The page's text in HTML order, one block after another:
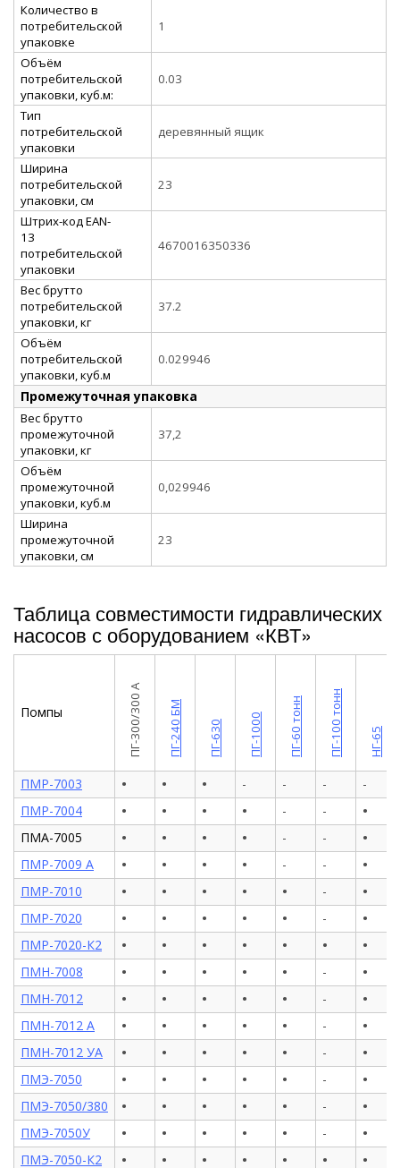
Количество в
потребительской
упаковке
1
Объём
потребительской
упаковки, куб.м:
0.03
Тип
потребительской
упаковки
деревянный ящик
Ширина
потребительской
упаковки, см
23
Штрих-код EAN-
13
потребительской
упаковки
4670016350336
Вес брутто
потребительской
упаковки, кг
37.2
Объём
потребительской
упаковки, куб.м
0.029946
Промежуточная упаковка
Вес брутто
промежуточной
упаковки, кг
37,2
Объём
промежуточной
упаковки, куб.м
0,029946
Ширина
промежуточной
упаковки, см
23
Таблица совместимости гидравлических
насосов с оборудованием «КВТ»
Помпы ПГ-300/300 А ПГ-240 БМ ПГ-630 ПГ-1000 ПГ-60 тонн ПГ-100 тонн НГ-65
ПМР-7003 • • • - - -
-
ПМР-7004
• • • • - - •
ПМА-7005 • • • • - - •
ПМР-7009 А • • • • - - •
ПМР-7010 • • • • • - •
ПМР-7020 • • • • • - •
ПМР-7020-К2 • • • • • • •
ПМН-7008 • • • • • - •
ПМН-7012 • • • • • - •
ПМН-7012 А • • • • • - •
ПМН-7012 УА • • • • • - •
ПМЭ-7050 • • • • • - •
ПМЭ-7050/380 • • • • • - •
ПМЭ-7050У • • • • • - •
ПМЭ-7050-К2 • • • • • • •